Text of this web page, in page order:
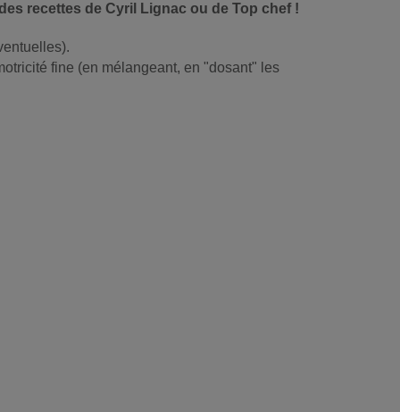
recettes de Cyril Lignac ou de Top chef !
fine (en mélangeant, en "dosant" les